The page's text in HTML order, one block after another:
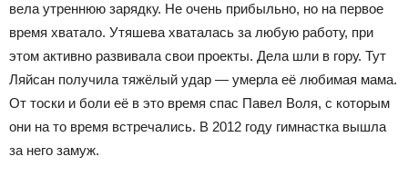
вела утреннюю зарядку. Не очень прибыльно, но на первое
время хватало. Утяшева хваталась за любую работу, при
этом активно развивала свои проекты. Дела шли в гору. Тут
Ляйсан получила тяжёлый удар — умерла её любимая мама.
От тоски и боли её в это время спас Павел Воля, с которым
они на то время встречались. В 2012 году гимнастка вышла
за него замуж.